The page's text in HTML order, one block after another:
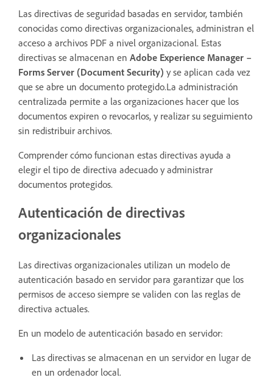
Las directivas de seguridad basadas en servidor, también
conocidas como directivas organizacionales, administran el
acceso a archivos PDF a nivel organizacional. Estas
directivas se almacenan en Adobe Experience Manager –
Forms Server (Document Security) y se aplican cada vez
que se abre un documento protegido.La administración
centralizada permite a las organizaciones hacer que los
documentos expiren o revocarlos, y realizar su seguimiento
sin redistribuir archivos.
Comprender cómo funcionan estas directivas ayuda a
elegir el tipo de directiva adecuado y administrar
documentos protegidos.
Autenticación de directivas
organizacionales
Las directivas organizacionales utilizan un modelo de
autenticación basado en servidor para garantizar que los
permisos de acceso siempre se validen con las reglas de
directiva actuales.
En un modelo de autenticación basado en servidor:
Las directivas se almacenan en un servidor en lugar de
en un ordenador local.